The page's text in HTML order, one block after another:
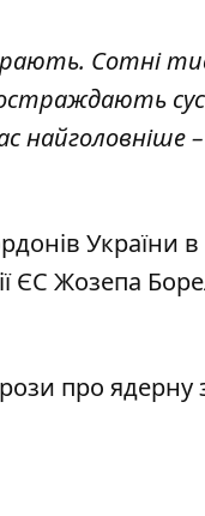
Сотні
найголовніше
України
ЄС Жозепа
про